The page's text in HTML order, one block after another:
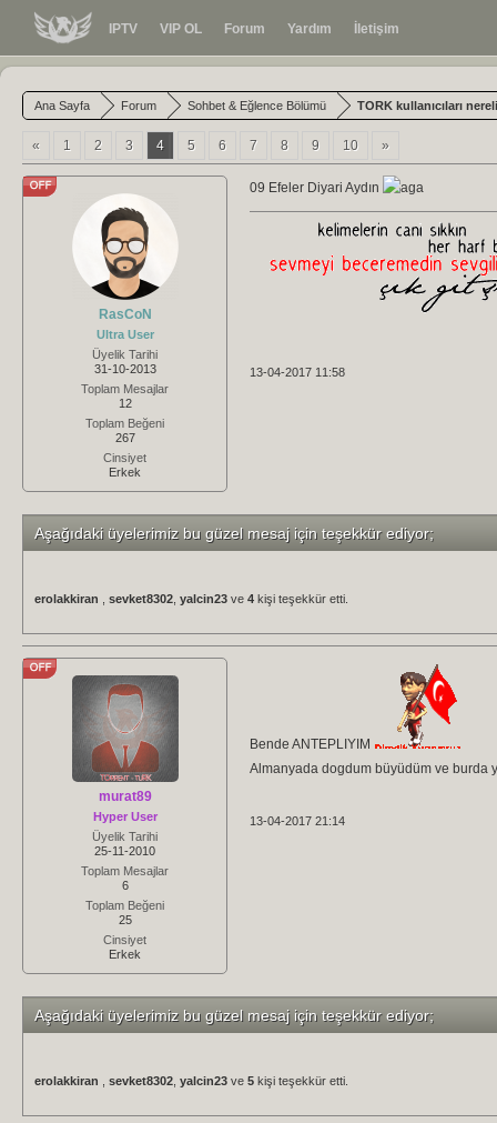
IPTV VIP OL Forum Yardım İletişim
Ana Sayfa Forum Sohbet & Eğlence Bölümü TORK kullanıcıları
« 1 2 3 4 5 6 7 8 9 10 »
RasCoN
Ultra User
Üyelik Tarihi
31-10-2013
Toplam Mesajlar
12
Toplam Beğeni
267
Cinsiyet
Erkek
09 Efeler Diyari Aydın
13-04-2017 11:58
Aşağıdaki üyelerimiz bu güzel mesaj için teşekkür ediyor;
erolakkiran sevket8302 yalcin23 ve 4 kişi teşekkür etti.
murat89
Hyper User
Üyelik Tarihi
25-11-2010
Toplam Mesajlar
6
Toplam Beğeni
25
Cinsiyet
Erkek
Bende ANTEPLIYIM
Almanyada dogdum büyüdüm ve burda
13-04-2017 21:14
Aşağıdaki üyelerimiz bu güzel mesaj için teşekkür ediyor;
erolakkiran sevket8302 yalcin23 ve 5 kişi teşekkür etti.